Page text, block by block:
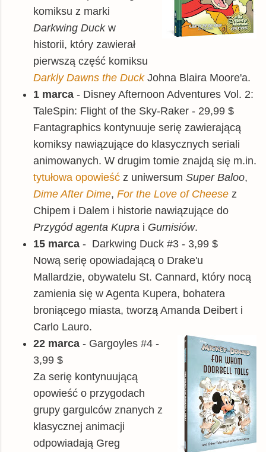
komiksu z marki
Darkwing Duck w
historii, który zawierał
pierwszą część komiksu
Darkly Dawns the DuckJohna Blaira Moore'a.
1 marca - Disney Afternoon Adventures Vol. 2:
TaleSpin: Flight of the Sky-Raker - 29,99 $
Fantagraphics kontynuuje serię zawierającą
komiksy nawiązujące do klasycznych seriali
animowanych. W drugim tomie znajdą się m.in.
tytułowa opowieść z uniwersum Super Baloo,
Dime After Dime, For the Love of Cheese z
Chipem i Dalem i historie nawiązujące do
Przygód agenta Kupra i Gumisiów.
15 marca - Darkwing Duck #3 - 3,99 $
Nową serię opowiadającą o Drake'u
Mallardzie, obywatelu St. Cannard, który nocą
zamienia się w Agenta Kupera, bohatera
broniącego miasta, tworzą Amanda Deibert i
Carlo Lauro.
22 marca - Gargoyles #4 -
3,99 $
Za serię kontynuującą
opowieść o przygodach
grupy gargulców znanych z
klasycznej animacji
odpowiadają Greg